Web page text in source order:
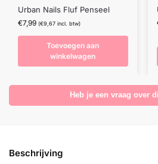
Urban Nails Fluf Penseel
€7,99 (€9,67 incl. btw)
Toevoegen aan
winkelwagen
Heb je een vraag over
Beschrijving